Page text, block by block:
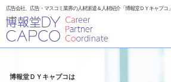
広告会社、広告・マスコミ業界の人材派遣＆人材紹介「博報堂ＤＹキャプコ」
博報堂ＤＹキャプコは